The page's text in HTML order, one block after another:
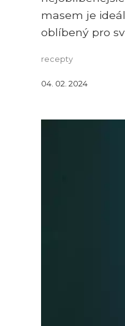
masem je
oblíbený pro
recepty
04. 02. 2024